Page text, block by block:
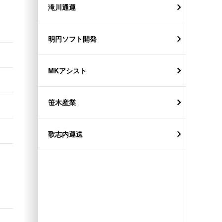
滝川通運
明円ソフト開発
MKアシスト
笹木産業
歌志内運送